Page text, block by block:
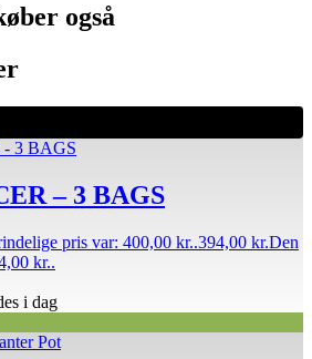
også
– 3 BAGS
pris var: 400,00 kr..394,00 kr.Den
kr..
i dag